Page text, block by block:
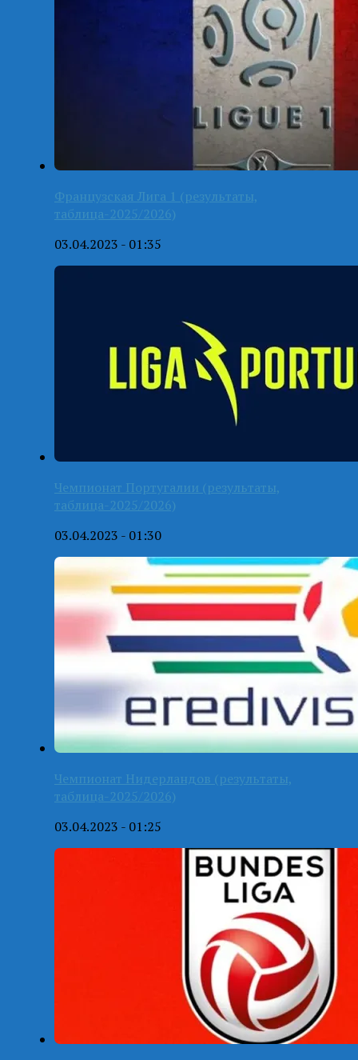
Французская Лига 1 (результаты,
таблица-2025/2026)
03.04.2023 - 01:35
Чемпионат Португалии (результаты,
таблица-2025/2026)
03.04.2023 - 01:30
Чемпионат Нидерландов (результаты,
таблица-2025/2026)
03.04.2023 - 01:25